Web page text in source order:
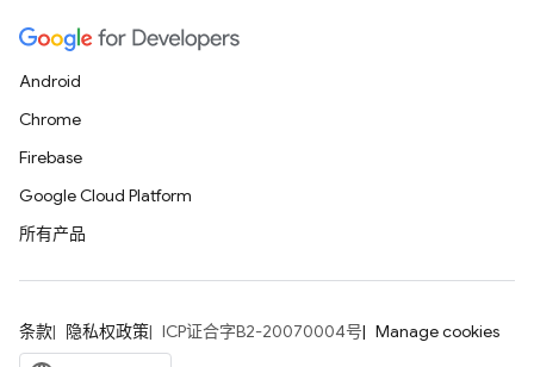
Android
Chrome
Firebase
Google Cloud Platform
所有产品
条款 隐私权政策 ICP证合字B2-20070004号 Manage cookies